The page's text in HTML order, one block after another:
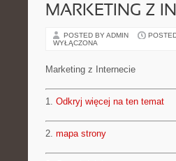
MARKETING Z
POSTED BY ADMIN
WYŁĄCZONA
Marketing z Internecie
1. Odkryj więcej na ten temat
2. mapa strony